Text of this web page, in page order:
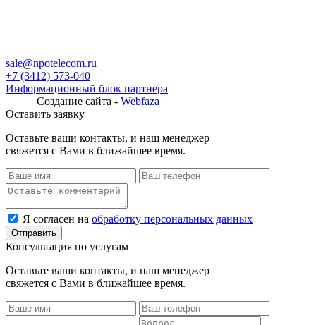
sale@npotelecom.ru
+7 (3412) 573-040
Информационный блок партнера
Создание сайта - Webfaza
Оставить заявку
Оставьте ваши контакты, и наш менеджер
свяжется с Вами в ближайшее время.
Я согласен на обработку персональных данных
Консультация по услугам
Оставьте ваши контакты, и наш менеджер
свяжется с Вами в ближайшее время.